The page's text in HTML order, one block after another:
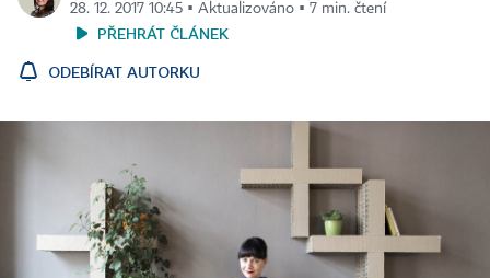
28. 12. 2017 10:45 ▪ Aktualizováno ▪ 7 min. čtení
PŘEHRÁT ČLÁNEK
ODEBÍRAT AUTORKU